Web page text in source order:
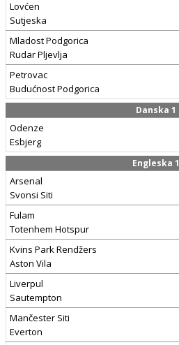
Lovćen
Sutjeska
Mladost Podgorica
Rudar Pljevlja
Petrovac
Budućnost Podgorica
Danska 1
Odenze
Esbjerg
Engleska 1
Arsenal
Svonsi Siti
Fulam
Totenhem Hotspur
Kvins Park Rendžers
Aston Vila
Liverpul
Sautempton
Mančester Siti
Everton